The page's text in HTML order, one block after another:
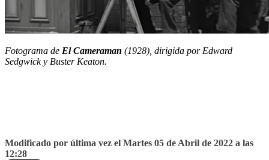
Fotograma de El Cameraman (1928), dirigida por Edward
Sedgwick y Buster Keaton.
Modificado por última vez el Martes 05 de Abril de 2022 a las
12:28